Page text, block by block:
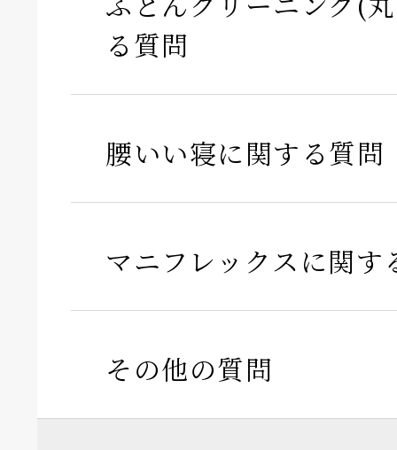
る質問
腰いい寝に関する質問
マニフレックスに関す
その他の質問